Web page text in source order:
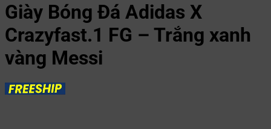
Giày Bóng Đá Adidas X
Crazyfast.1 FG – Trắng xanh
vàng Messi